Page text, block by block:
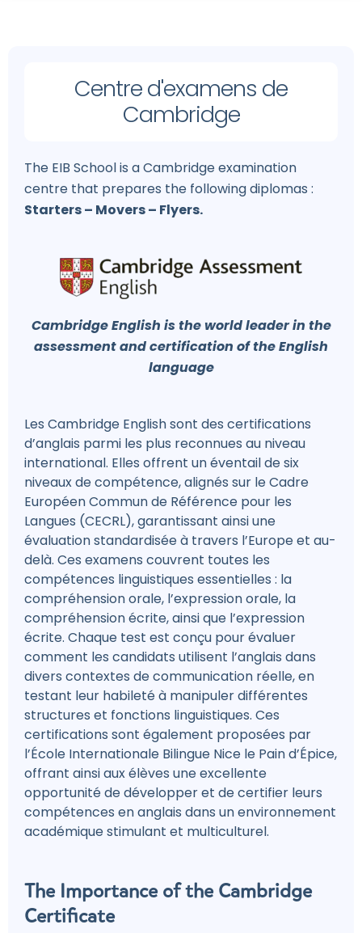
Centre d'examens de
Cambridge
The EIB School is a Cambridge examination
centre that prepares the following diplomas :
Starters – Movers – Flyers.
Cambridge English is the world leader in the
assessment and certification of the English
language
Les Cambridge English sont des certifications
d’anglais parmi les plus reconnues au niveau
international. Elles offrent un éventail de six
niveaux de compétence, alignés sur le Cadre
Européen Commun de Référence pour les
Langues (CECRL), garantissant ainsi une
évaluation standardisée à travers l’Europe et au-
delà. Ces examens couvrent toutes les
compétences linguistiques essentielles : la
compréhension orale, l’expression orale, la
compréhension écrite, ainsi que l’expression
écrite. Chaque test est conçu pour évaluer
comment les candidats utilisent l’anglais dans
divers contextes de communication réelle, en
testant leur habileté à manipuler différentes
structures et fonctions linguistiques. Ces
certifications sont également proposées par
l’École Internationale Bilingue Nice le Pain d’Épice,
offrant ainsi aux élèves une excellente
opportunité de développer et de certifier leurs
compétences en anglais dans un environnement
académique stimulant et multiculturel.
The Importance of the Cambridge
Certificate